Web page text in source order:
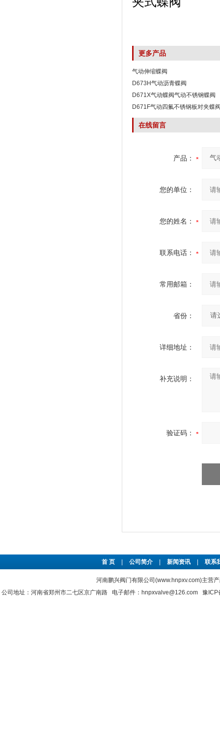
更多产品
气动伸缩蝶阀
D673H气动沥青蝶阀
D671X气动蝶阀气动不锈钢蝶阀
D671F气动四氟不锈钢板对夹蝶
在线留言
产品：
您的单位：
您的姓名：
联系电话：
常用邮箱：
省份：
详细地址：
补充说明：
验证码：
首 页 公司简介 新闻资讯 联系
河南鹏兴阀门有限公司(www.hnpxv.com)主营
公司地址：河南省郑州市二七区京广南路 电子邮件：hnpxvalve@126.com 豫ICP